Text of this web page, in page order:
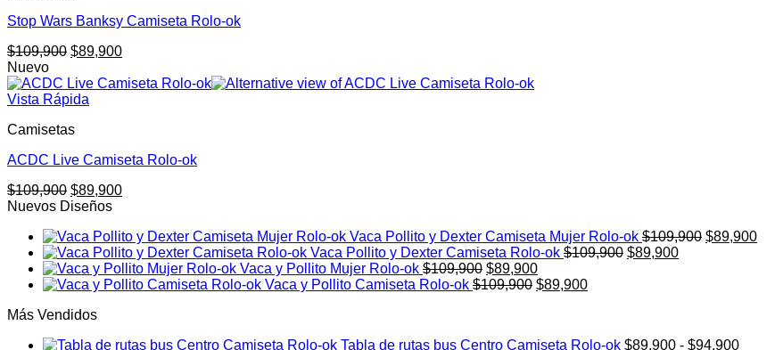
Stop Wars Banksy Camiseta Rolo-ok
$109,900 El
original
era:
$89,900El
actual
Nuevo
Vista Rápida
Camisetas
ACDC Live Camiseta Rolo-ok
$109,900 El
precio
era:
$109,900.
$89,900El
es:
$89,900.
Nuevos Diseños
Vaca Pollito y Dexter Camiseta Mujer Rolo-ok $109,900 El
$89,900El
Vaca Pollito y Dexter Camiseta Rolo-ok $109,900 El
$89,900El
Vaca y Pollito Mujer Rolo-ok $109,900 El
precio
$89,900El
precio
Vaca y Pollito Camiseta Rolo-ok $109,900 El
$89,900El
Más Vendidos
Tabla de rutas bus Centro Camiseta Rolo-ok $89,900 - $94,900Rango